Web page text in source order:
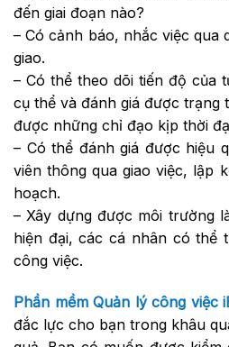
đến giai đoạn nào?
– Có cảnh báo, nhắc việc qua
giao.
– Có thể theo dõi tiến độ của
cụ thể và đánh giá được trạng
được những chỉ đạo kịp thời
– Có thể đánh giá được hiệu
viên thông qua giao việc, lập
hoạch.
– Xây dựng được môi trường
hiện đại, các cá nhân có thể
công việc.
Phần mềm Quản lý công việc
đắc lực cho bạn trong khâu